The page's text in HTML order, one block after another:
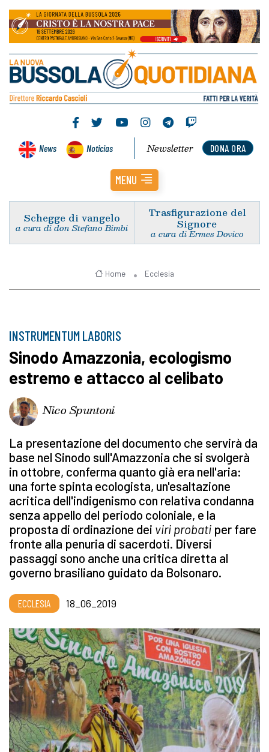
News Noticias DONA ORA
Newsletter
MENU
Schegge di vangelo
a cura di don Stefano Bimbi
Trasfigurazione del
Signore
a cura di Ermes Dovico
Home Ecclesia
INSTRUMENTUM LABORIS
Sinodo Amazzonia, ecologismo
estremo e attacco al celibato
Nico Spuntoni
La presentazione del documento che servirà da
base nel Sinodo sull'Amazzonia che si svolgerà
in ottobre, conferma quanto già era nell'aria:
una forte spinta ecologista, un'esaltazione
acritica dell'indigenismo con relativa condanna
senza appello del periodo coloniale, e la
proposta di ordinazione dei viri probati per fare
fronte alla penuria di sacerdoti. Diversi
passaggi sono anche una critica diretta al
governo brasiliano guidato da Bolsonaro.
ECCLESIA 18_06_2019